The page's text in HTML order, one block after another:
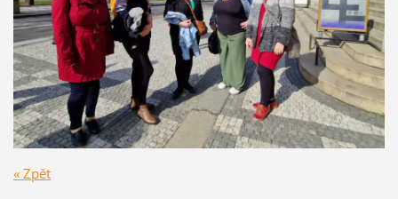
« Zpět